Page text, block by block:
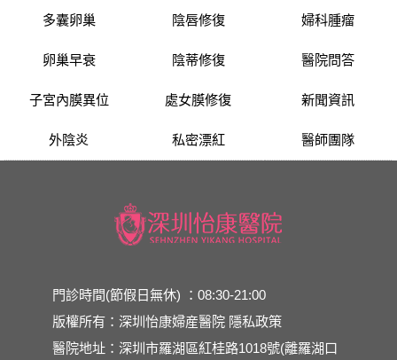
多囊卵巢
卵巢早衰
子宮內膜異位
外陰炎
陰唇修復
陰蒂修復
處女膜修復
私密漂紅
婦科腫瘤
醫院問答
新聞資訊
醫師團隊
門診時間(節假日無休) ：08:30-21:00
版權所有：深圳怡康婦産醫院 隱私政策
醫院地址：深圳市羅湖區紅桂路1018號(離羅湖口